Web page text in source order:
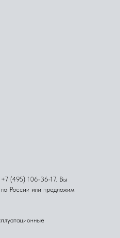
+7 (495) 106-36-17. Вы
России или предложим